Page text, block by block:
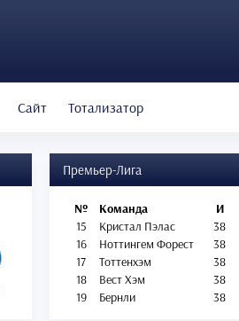
Сайт Тотализатор
Премьер-Лига
№ Команда
И
15
Кристал Пэлас
38
16
Ноттингем Форест
38
17
Тоттенхэм
38
18
Вест Хэм
38
19
Бернли 38